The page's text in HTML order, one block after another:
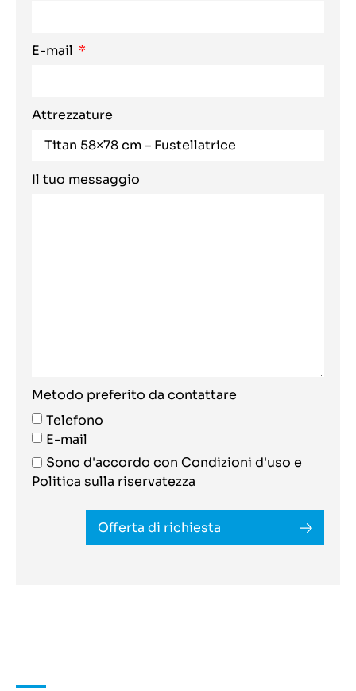
E-mail
Attrezzature
Il tuo messaggio
Metodo preferito da contattare
Telefono
E-mail
Sono d'accordo con Condizioni d'uso e
Politica sulla riservatezza
Offerta di richiesta